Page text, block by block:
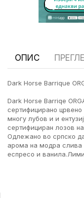
ОПИС
Dark Horse Barrique
Dark Horse Barriqe
сертифицирано
многу лубов и и
сертифициран лозов
Одлежано во српско
арома на модра слива
еспресо и